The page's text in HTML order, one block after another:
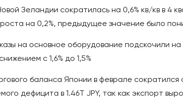
Зеландии сократилась на 0,6% кв/кв в 4
на 0,2%, предыдущее значение было
на основное оборудование подскочили
с 1,6% до 1,5%
баланса Японии в феврале сократился с
дефицита в 1.46T JPY, так как экспорт